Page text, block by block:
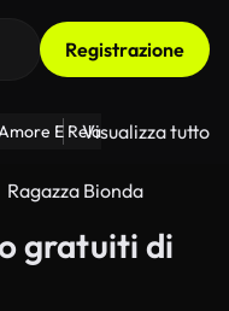
Registrazione
E Relazioni Il
Visualizza tutto
Ragazza Bionda
gratuiti di